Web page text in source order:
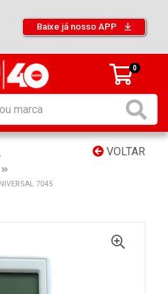
Baixe já nosso APP
0
VOLTAR
7045